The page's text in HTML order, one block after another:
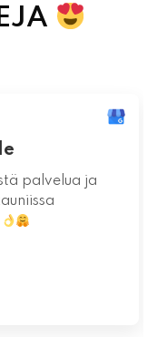
parhaat pizzat!
ole